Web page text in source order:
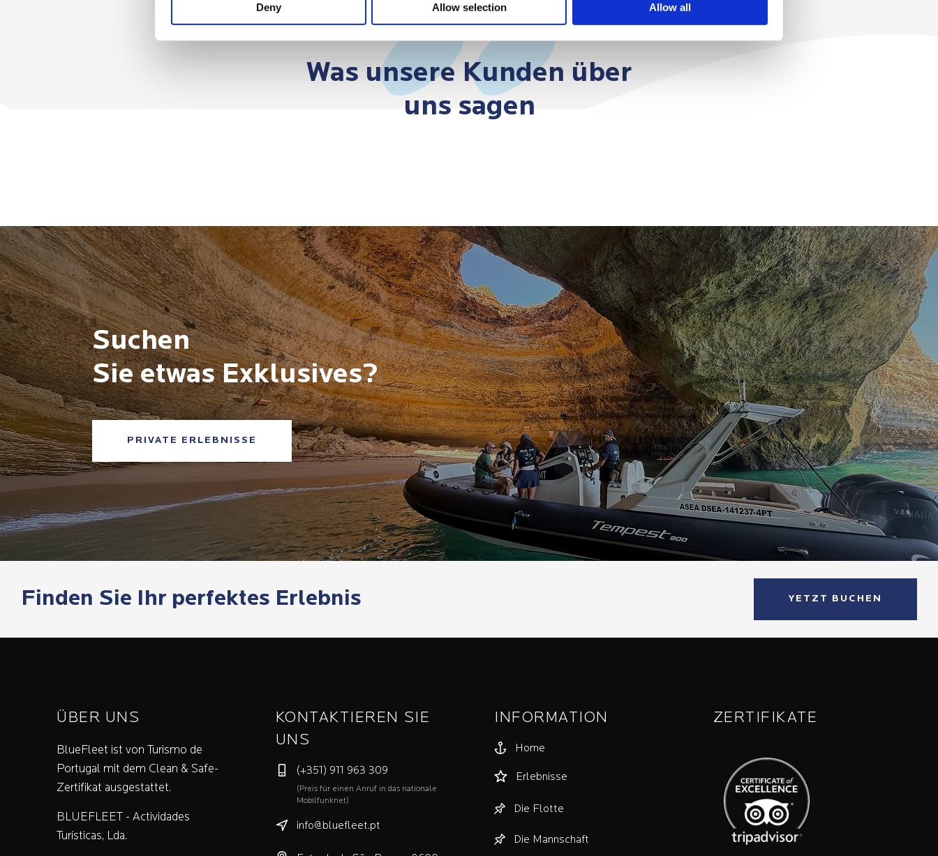
Deny Allow selection Allow all
Was unsere Kunden über
uns sagen
Suchen
Sie etwas Exklusives?
PRIVATE ERLEBNISSE
Finden Sie Ihr perfektes Erlebnis YETZT BUCHEN
ÜBER UNS
BlueFleet ist von Turismo de
Portugal mit dem Clean & Safe-
Zertifikat ausgestattet.
BLUEFLEET - Actividades
Turísticas, Lda.
KONTAKTIEREN SIE
UNS
(+351) 911 963 309
(Preis für einen Anruf in das nationale
Mobilfunknet)
info@bluefleet.pt
INFORMATION
Home
Erlebnisse
Die Flotte
Die Mannschaft
ZERTIFIKATE